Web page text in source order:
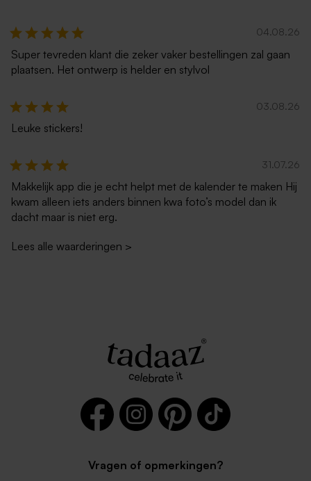
04.08.26
Super tevreden klant die zeker vaker bestellingen zal gaan
plaatsen. Het ontwerp is helder en stylvol
03.08.26
Leuke stickers!
31.07.26
Makkelijk app die je echt helpt met de kalender te maken Hij
kwam alleen iets anders binnen kwa foto’s model dan ik
dacht maar is niet erg.
Lees alle waarderingen >
Vragen of opmerkingen?